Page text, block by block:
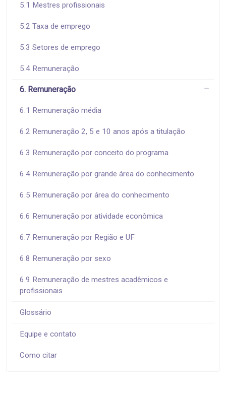
5.1 Mestres profissionais
5.2 Taxa de emprego
5.3 Setores de emprego
5.4 Remuneração
6. Remuneração
6.1 Remuneração média
6.2 Remuneração 2, 5 e 10 anos após a titulação
6.3 Remuneração por conceito do programa
6.4 Remuneração por grande área do conhecimento
6.5 Remuneração por área do conhecimento
6.6 Remuneração por atividade econômica
6.7 Remuneração por Região e UF
6.8 Remuneração por sexo
6.9 Remuneração de mestres acadêmicos e
profissionais
Glossário
Equipe e contato
Como citar